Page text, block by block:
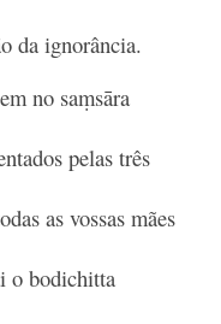
da ignorância.
no saṃsāra
pelas três
as vossas mães
o bodichitta